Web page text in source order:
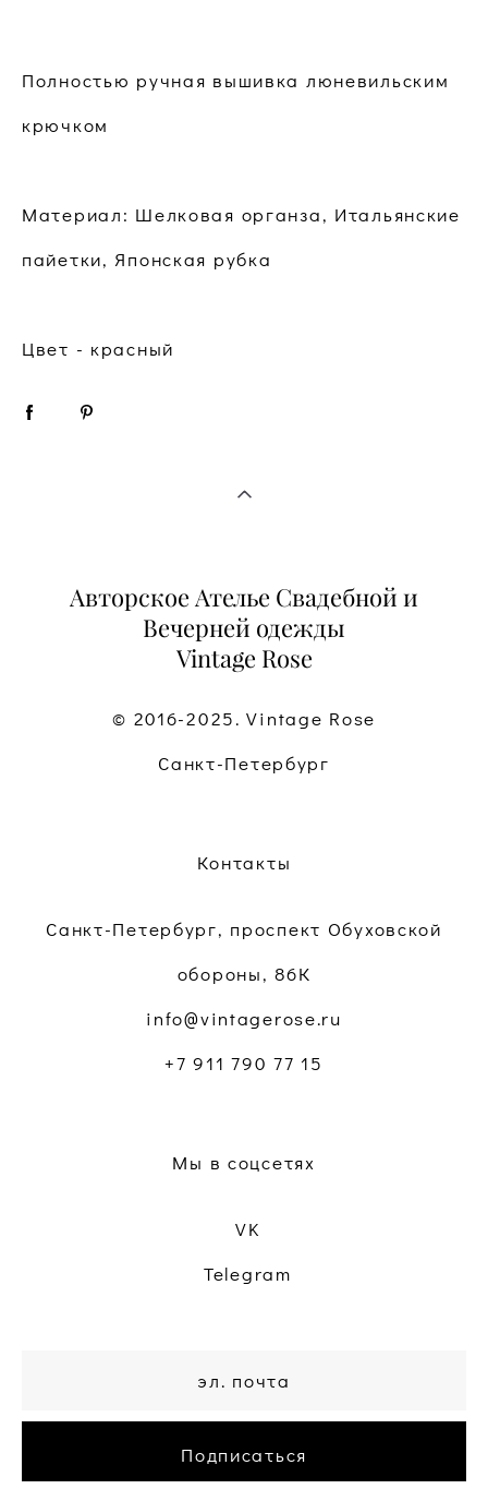
Полностью ручная вышивка люневильским
крючком
Материал: Шелковая органза, Итальянские
пайетки, Японская рубка
Цвет - красный
Авторское Ателье Свадебной и
Вечерней одежды
Vintage Rose
© 2016-2025. Vintage Rose
Санкт-Петербург
Контакты
Санкт-Петербург, проспект Обуховской
обороны, 86К
info@vintagerose.ru
+7 911 790 77 15
Мы в соцсетях
VK
Telegram
Подписаться